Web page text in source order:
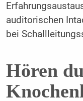
auditorischen
bei
Hören